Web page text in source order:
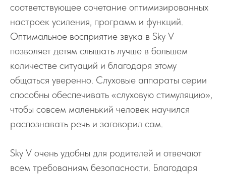
соответствующее сочетание оптимизированных
настроек усиления, программ и функций.
Оптимальное восприятие звука в Sky V
позволяет детям слышать лучше в большем
количестве ситуаций и благодаря этому
общаться уверенно. Слуховые аппараты серии
способны обеспечивать «слуховую стимуляцию»,
чтобы совсем маленький человек научился
распознавать речь и заговорил сам.
Sky V очень удобны для родителей и отвечают
всем требованиям безопасности. Благодаря